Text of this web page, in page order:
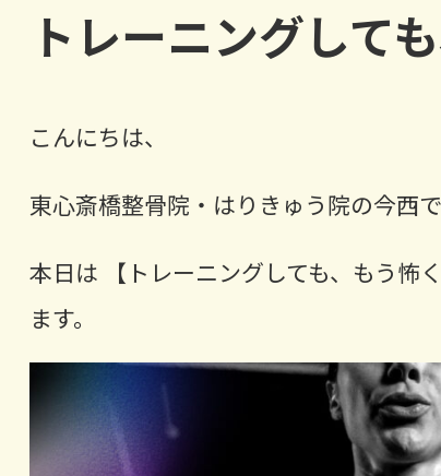
トレーニングして
こんにちは、
東心斎橋整骨院・はりきゅう院の今西
本日は 【トレーニングしても、もう怖
ます。